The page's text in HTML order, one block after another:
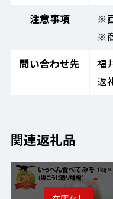
注意事項
※
※
問い合わせ先
福
返
関連返礼品